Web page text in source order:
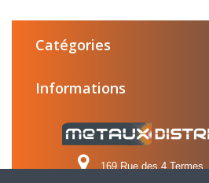
Catégories
Informations
169 Rue des 4